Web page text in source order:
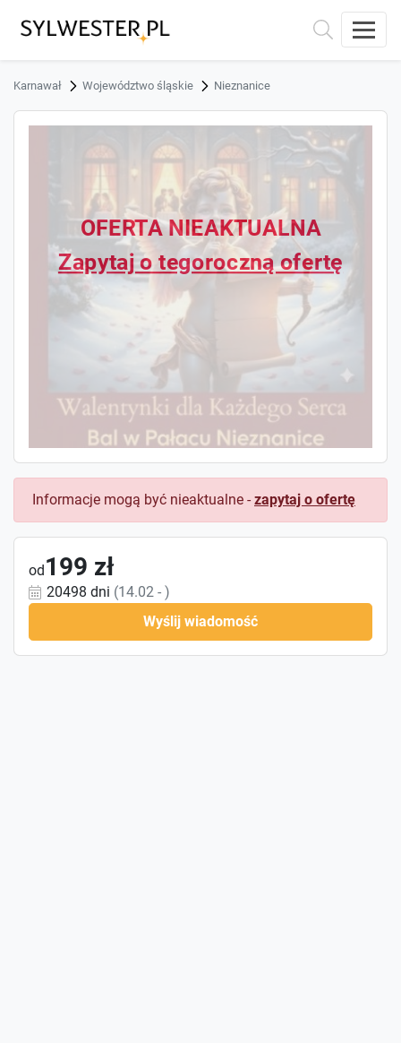
Karnawał Województwo śląskie Nieznanice
OFERTA NIEAKTUALNA
Zapytaj o tegoroczną ofertę
Informacje mogą być nieaktualne - zapytaj o ofertę
od199 zł
20498 dni (14.02 - )
Wyślij wiadomość